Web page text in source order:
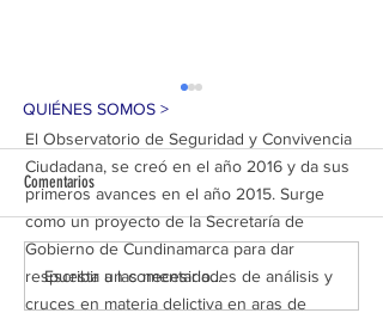
GOLPE AL ECOCIDIO EN SOACHA:
CUATRO CAPTURADOS POR
Comentarios
Escribir un comentario...
QUIÉNES SOMOS >
El Observatorio de Seguridad y Convivencia
Ciudadana, se creó en el año 2016 y da sus
primeros avances en el año 2015. Surge
como un proyecto de la Secretaría de
Gobierno de Cundinamarca para dar
respuesta a las necesidades de análisis y
cruces en materia delictiva en aras de